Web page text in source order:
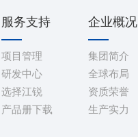
服务支持
项目管理
研发中心
选择江锐
产品册下载
企业概况
集团简介
全球布局
资质荣誉
生产实力